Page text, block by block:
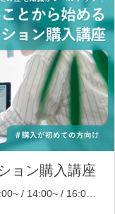
ョン購入講座